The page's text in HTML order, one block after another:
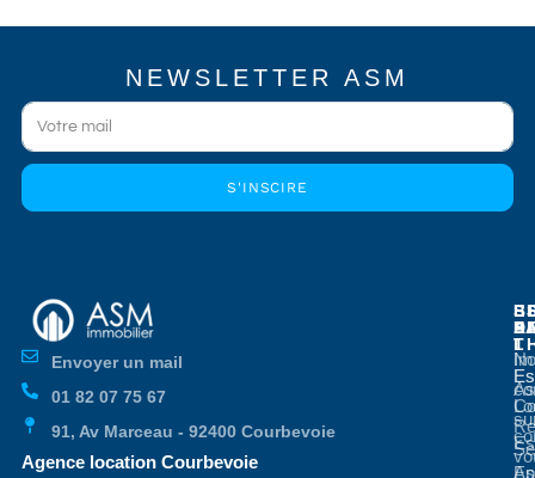
NEWSLETTER ASM
S'INSCIRE
Envoyer un mail
01 82 07 75 67
91, Av Marceau - 92400 Courbevoie
Agence location Courbevoie